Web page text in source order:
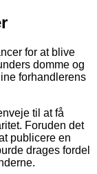
for at blive
domme og
forhandlerens
til at få
Foruden det
publicere en
drages fordel